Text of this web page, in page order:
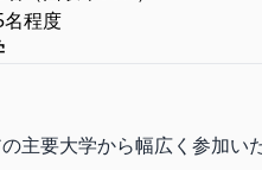
名程度
主要大学から幅広く参加い